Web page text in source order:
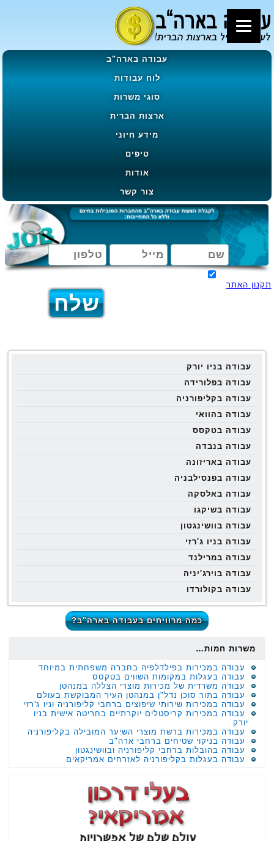
עבודה בארה"ב
לוח עבודות
סוגי משרות
ארצות הברית
מידע חיוני
טיפים
אודות
צור קשר
תקנון האתר
עבודה בניו יורק
עבודה בפלורידה
עבודה בקליפורניה
עבודה בהוואי
עבודה בטקסס
עבודה בנבדה
עבודה באריזונה
עבודה בפנסילבניה
עבודה באלסקה
עבודה בשיקגו
עבודה בוושינגטון
עבודה בניו ג'רזי
עבודה במרילנד
עבודה בוירג'יניה
עבודה בקולורדו
כמה מרוויחים בעבודה בארה"ב?
משרות חמות…
עבודה במכירות בפילדלפיה בחברה משפחתית במיוחד
עבודה בעגלות במקומות השווים בטקסס
עבודה משרדית של מכירות מוצרי הצללה במנהטן
עבודה בתור סוכן נדל"ן במנהטן העיר המבוקשת בעולם
עבודה במכירות שירותי שיפוצים ברחבי קליפורניה וניו ג'רזי
עבודה במכירות קריסטלים יוקרתיים בחריטה אישית בניו
יורק
עבודה במכירות ברשת מוצרי השיער המובילה בקליפורניה
עבודה בניקוי שטיחים ברחבי ארה"ב
עבודה בהובלות ברחבי קליפורניה ובוושינגטון
עבודה בעגלות בקליפורניה לאזרחים אמריקאים